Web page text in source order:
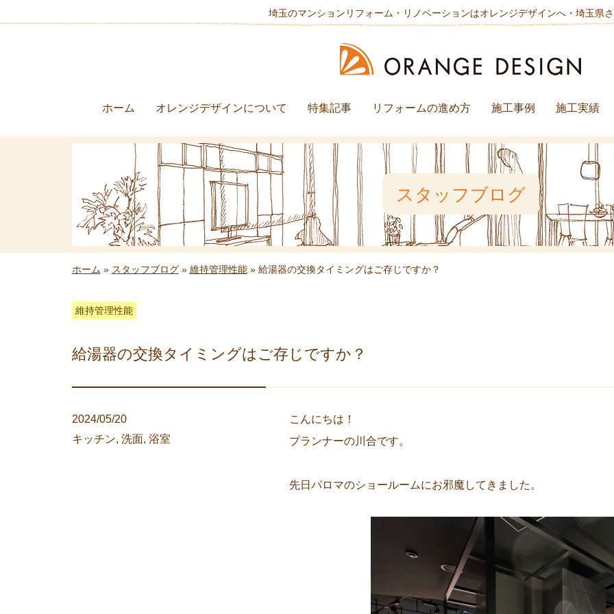
埼玉のマンションリフォーム・リノベーションはオレンジデザインへ・埼玉県
ホーム オレンジデザインについて 特集記事 リフォームの進め方 施工事例 施工実績
スタッフブログ
ホーム » スタッフブログ» 維持管理性能» 給湯器の交換タイミングはご存じですか？
維持管理性能
給湯器の交換タイミングはご存じですか？
2024/05/20
キッチン, 洗面, 浴室
こんにちは！
プランナーの川合です。
先日パロマのショールームにお邪魔してきました。